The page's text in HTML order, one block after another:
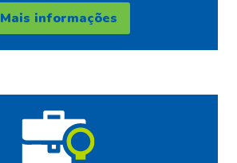
Mais informações